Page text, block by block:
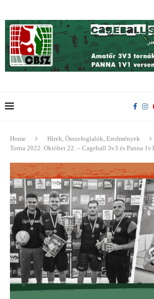
Home Hírek, Összefoglalók, Eredmények
Torna 2022. Október 22. – Cageball 3v3 és Panna 1v1